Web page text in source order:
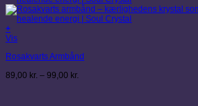
+
Dette
har
varianter.
Vis
Rosakvarts Armbånd
89,00 kr. – 99,00 kr.